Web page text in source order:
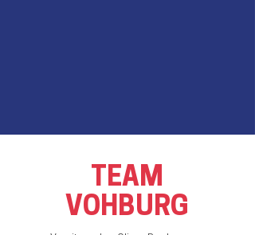
TEAM
VOHBURG